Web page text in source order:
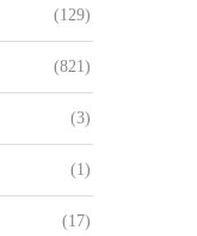
(129)
(821)
(3)
(1)
(17)